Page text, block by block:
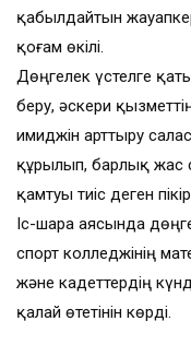
қабылдайтын
қоғам өкілі.
Дөңгелек үстелге
беру, әскери
имиджін арттыру
құрылып, барлық жас
қамтуы тиіс деген
Іс-шара аясында
спорт колледжінің
және кадеттердің
қалай өтетінін көрді.